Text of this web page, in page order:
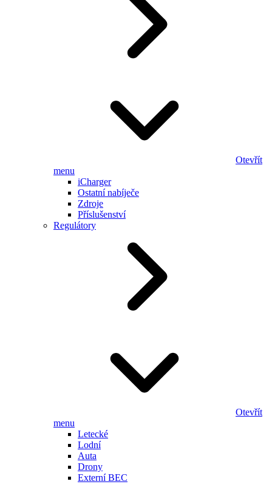
Otevřít
menu
iCharger
Ostatní nabíječe
Zdroje
Příslušenství
Regulátory
Otevřít
menu
Letecké
Lodní
Auta
Drony
Externí BEC